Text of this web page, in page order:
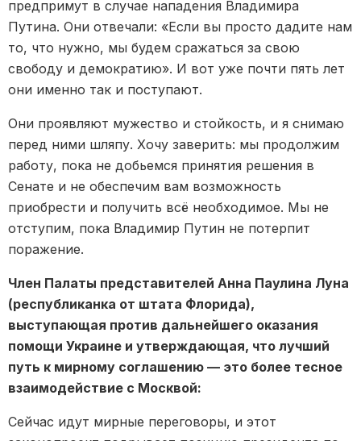
предпримут в случае нападения Владимира
Путина. Они отвечали: «Если вы просто дадите нам
то, что нужно, мы будем сражаться за свою
свободу и демократию». И вот уже почти пять лет
они именно так и поступают.
Они проявляют мужество и стойкость, и я снимаю
перед ними шляпу. Хочу заверить: мы продолжим
работу, пока не добьемся принятия решения в
Сенате и не обеспечим вам возможность
приобрести и получить всё необходимое. Мы не
отступим, пока Владимир Путин не потерпит
поражение.
Член Палаты представителей Анна Паулина Луна
(республиканка от штата Флорида),
выступающая против дальнейшего оказания
помощи Украине и утверждающая, что лучший
путь к мирному соглашению — это более тесное
взаимодействие с Москвой:
Сейчас идут мирные переговоры, и этот